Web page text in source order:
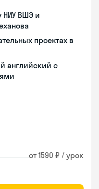
НИУ ВШЭ и
проектах в
английский с
от 1590 ₽ / урок